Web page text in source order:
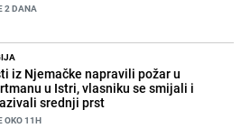
2 DANA
iz Njemačke napravili požar u
u Istri, vlasniku se smijali i
srednji prst
OKO 11H